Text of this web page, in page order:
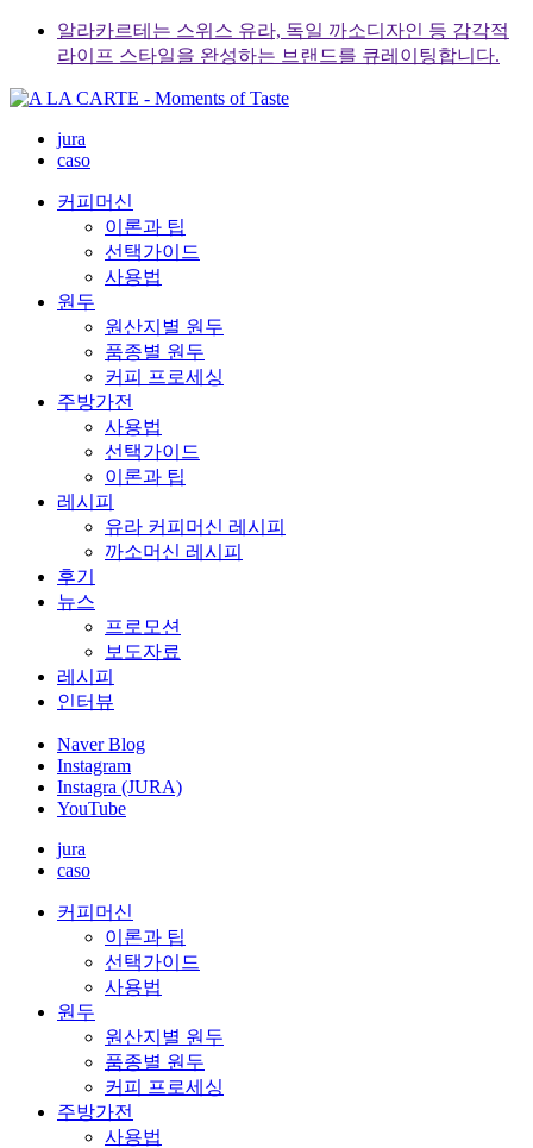
Skip
content
알라카르테는 스위스 유라, 독일 까소디자인 등 감각적
라이프 스타일을 완성하는 브랜드를 큐레이팅합니다.
jura
caso
커피머신
이론과 팁
선택가이드
사용법
원두
원산지별 원두
품종별 원두
커피 프로세싱
주방가전
사용법
선택가이드
이론과 팁
레시피
유라 커피머신 레시피
까소머신 레시피
후기
뉴스
프로모션
보도자료
레시피
인터뷰
Naver Blog
Instagram
Instagra (JURA)
YouTube
jura
caso
커피머신
이론과 팁
선택가이드
사용법
원두
원산지별 원두
품종별 원두
커피 프로세싱
주방가전
사용법